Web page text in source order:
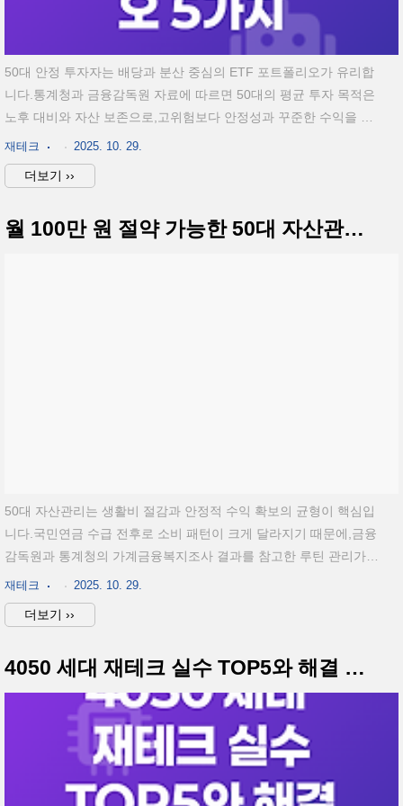
50대 안정 투자자는 배당과 분산 중심의 ETF 포트폴리오가 유리합
니다.통계청과 금융감독원 자료에 따르면 50대의 평균 투자 목적은
노후 대비와 자산 보존으로,고위험보다 안정성과 꾸준한 수익을 선
호합니다.그렇다면 어떤 ETF 조합이 리스크를 최소화하면서 안정
적인 수익을 기대할 수 있을까요?50대는 변동성보다 꾸준한 현금흐
름 중심으로 포트폴리오 구성국내·해외·배당형 ETF를 균형 있게 배
정성 강화1. 50대 안정 투자자가 ETF를 선택해야 하는 이유ETF(상
재테크 2025. 10. 29.
더보기 ››
월 100만 원 절약 가능한 50대 자산관리 루틴 총정리
50대 자산관리는 생활비 절감과 안정적 수익 확보의 균형이 핵심입
니다.국민연금 수급 전후로 소비 패턴이 크게 달라지기 때문에,금융
감독원과 통계청의 가계금융복지조사 결과를 참고한 루틴 관리가
중요합니다.그렇다면 실제로 월 100만 원을 절약하면서 노후 자산
을 안전하게 지키는 방법은 무엇일까요? 생활비 3대 항목(식비·보
험료·구독비) 절감 전략50대 맞춤형 금융 루틴 및 포트폴리오 구성
핵심은 ‘지출 구조 점검’통계청에 따르면 50대 가구의 월평균 소비
지출은 약 320만 원 수준으로, 그중 식비와 보험료가 전체의 40%
이상을 차지합니다. 지출 구조를 점검하지 않은 채 저축만 늘리는
것은 실효성이 낮습니다. 절약의 출발점은 ‘줄이는 것이 ..
재테크 2025. 10. 29.
더보기 ››
4050 세대 재테크 실수 TOP5와 해결 방법, 꿀팁 총정리